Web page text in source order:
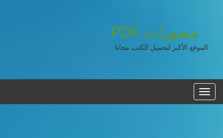
مصورات PDF
الموقع الأكبر لتحميل الكتب مجانا
القائمه
الرئيسية